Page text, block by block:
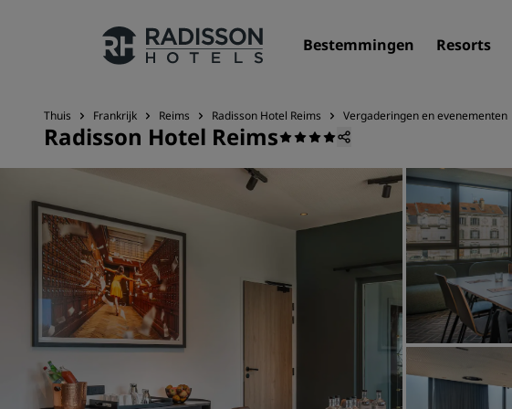
Bestemmingen Resorts
Onze merken
Thuis Frankrijk Reims Radisson Hotel Reims Vergaderingen en evenementen
Radisson Hotel Reims